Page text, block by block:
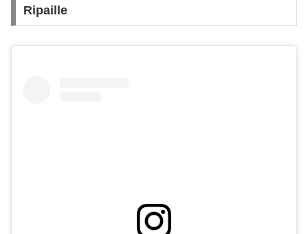
Ripaille